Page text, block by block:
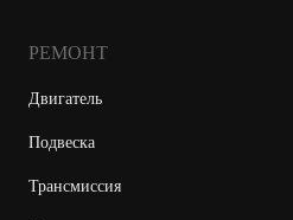
РЕМОНТ
Двигатель
Подвеска
Трансмиссия